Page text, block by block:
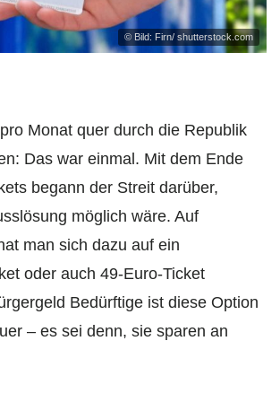
© Bild: Firn/ shutterstock.com
Monat quer durch die Republik
Das war einmal. Mit dem Ende
begann der Streit darüber,
möglich wäre. Auf
man sich dazu auf ein
oder auch 49-Euro-Ticket
Bedürftige ist diese Option
– es sei denn, sie sparen an